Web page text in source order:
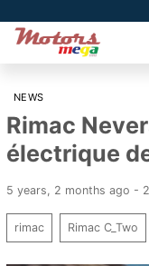
NEWS
Rimac
électrique
5 years, 2 months ago -
rimac Rimac C_Two